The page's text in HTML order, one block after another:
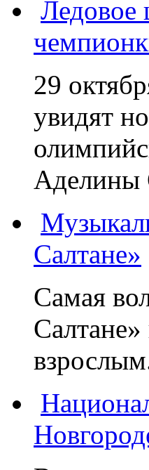
Ледовое
29
увидят
Аделины
Салтане»
Самая